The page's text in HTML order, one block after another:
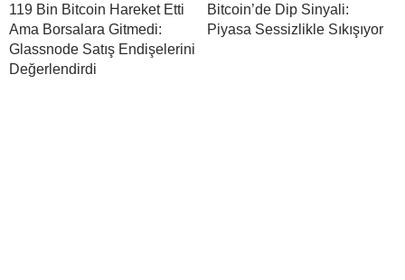
119 Bin Bitcoin Hareket Etti
Ama Borsalara Gitmedi:
Glassnode Satış Endişelerini
Değerlendirdi
Bitcoin’de Dip Sinyali:
Piyasa Sessizlikle Sıkışıyor